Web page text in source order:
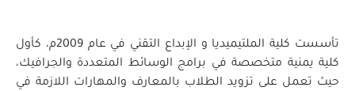
تأسست كلية الملتيميديا و الإبداع التقني في عام 2009م، كأول
كلية يمنية متخصصة في برامج الوسائط المتعددة والجرافيك،
حيث تعمل على تزويد الطلاب بالمعارف والمهارات اللازمة في